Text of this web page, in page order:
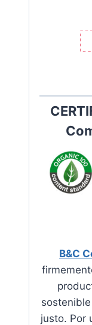
B&C
justo. Por